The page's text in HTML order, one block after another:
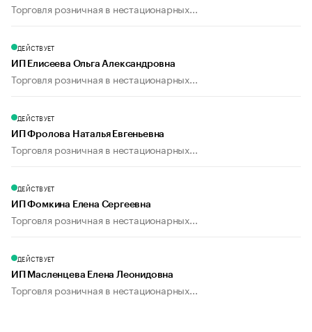
Торговля розничная в нестационарных...
ДЕЙСТВУЕТ
ИП Елисеева Ольга Александровна
Торговля розничная в нестационарных...
ДЕЙСТВУЕТ
ИП Фролова Наталья Евгеньевна
Торговля розничная в нестационарных...
ДЕЙСТВУЕТ
ИП Фомкина Елена Сергеевна
Торговля розничная в нестационарных...
ДЕЙСТВУЕТ
ИП Масленцева Елена Леонидовна
Торговля розничная в нестационарных...